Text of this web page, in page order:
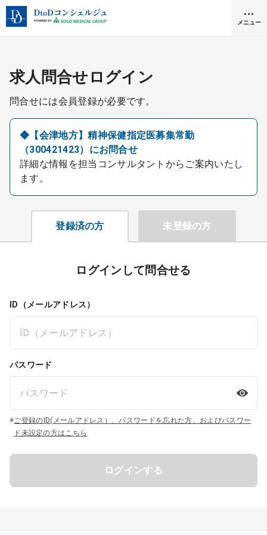
メニュー
クリニック開業
DtoDとは
お問合せ
医院の譲渡・売却をお考えの方
採用をお考えの医療機関の方
求人問合せログイン
問合せには会員登録が必要です。
◆【会津地方】精神保健指定医募集常勤
（300421423）にお問合せ
詳細な情報を担当コンサルタントからご案内いたし
ます。
登録済の方 未登録の方
ログインして問合せる
ID（メールアドレス）
パスワード
※ご登録のID(メールアドレス）、パスワードを忘れた方、およびパスワー
ド未設定の方はこちら
ログインする